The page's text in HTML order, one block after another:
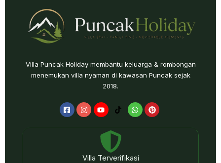
Villa Puncak Holiday membantu keluarga & rombongan
menemukan villa nyaman di kawasan Puncak sejak
2018.
Villa Terverifikasi